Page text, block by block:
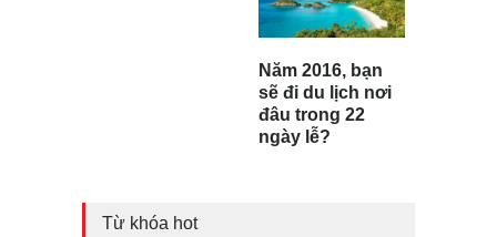
Năm 2016, bạn
sẽ đi du lịch nơi
đâu trong 22
ngày lễ?
Từ khóa hot